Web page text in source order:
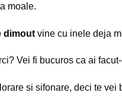
moale.
dimoutvine cu inele deja
Vei fi bucuros ca ai
si sifonare, deci te